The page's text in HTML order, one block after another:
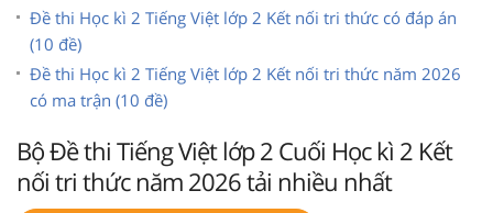
Đề thi Học kì 2 Tiếng Việt lớp 2 Kết nối tri thức có đáp án
(10 đề)
Đề thi Học kì 2 Tiếng Việt lớp 2 Kết nối tri thức năm 2026
có ma trận (10 đề)
Bộ Đề thi Tiếng Việt lớp 2 Cuối Học kì 2 Kết
nối tri thức năm 2026 tải nhiều nhất